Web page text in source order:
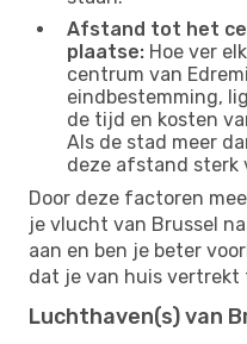
Afstand tot het
plaatse: Hoe ver
centrum van
eindbestemming,
de tijd en kosten
Als de stad meer
deze afstand sterk
Door deze factoren
je vlucht van Brussel
aan en ben je beter
dat je van huis
Luchthaven(s) van